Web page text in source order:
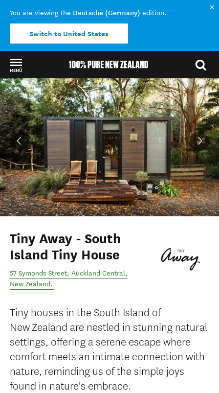
You are viewing the Deutsche (Germany) edition.
Switch to United States
MENÜ
Back to my results
Tiny Away - South
Island Tiny House
57 Symonds Street, Auckland Central,
New Zealand.
Tiny houses in the South Island of
New Zealand are nestled in stunning natural
settings, offering a serene escape where
comfort meets an intimate connection with
nature, reminding us of the simple joys
found in nature's embrace.